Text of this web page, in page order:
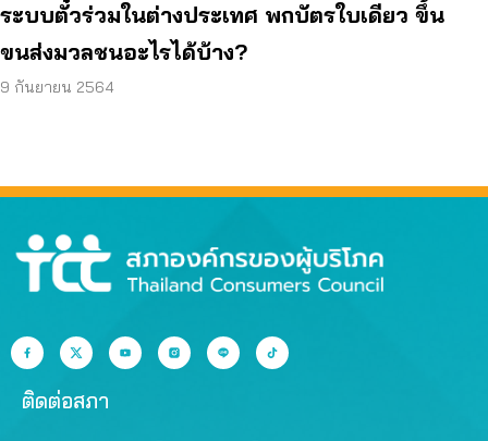
ระบบตั๋วร่วมในต่างประเทศ พกบัตรใบเดียว ขึ้น
ขนส่งมวลชนอะไรได้บ้าง?
9 กันยายน 2564
ติดต่อสภา